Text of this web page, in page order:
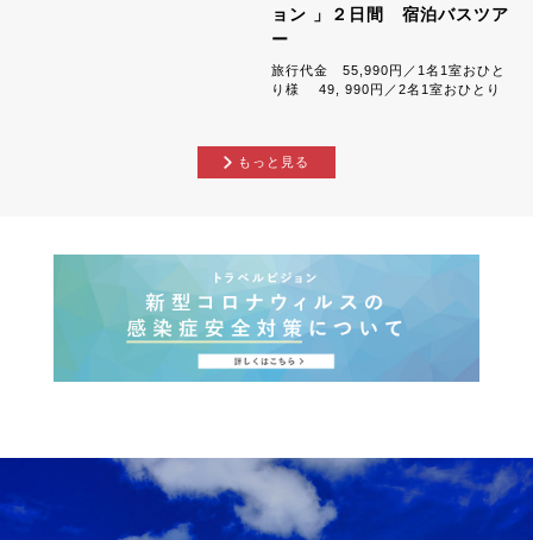
ョン 」２日間 宿泊バスツア
ー
旅行代金 55,990円／1名1室おひと
り様 49, 990円／2名1室おひとり
もっと見る